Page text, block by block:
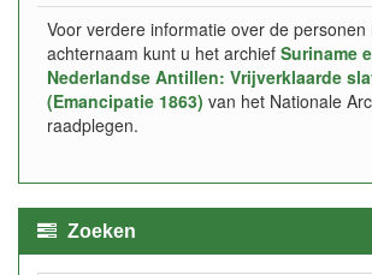
Voor verdere informatie over de personen
achternaam kunt u het archief Suriname
Nederlandse Antillen: Vrijverklaarde
(Emancipatie 1863) van het Nationale
raadplegen.
Zoeken